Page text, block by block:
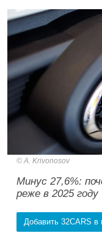
A. Krivonosov
Минус 27,6%:
реже в 2025 году
Добавить 32CARS в